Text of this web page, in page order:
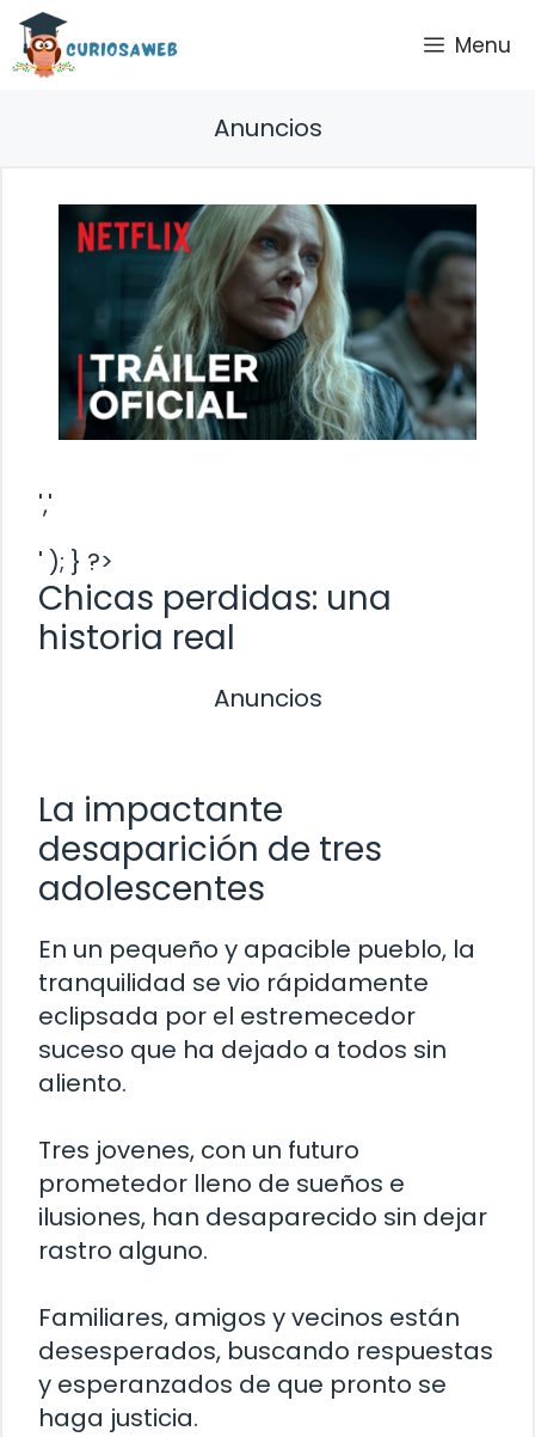
Saltar
contenido
Menu
Anuncios
','
' ); } ?>
Chicas perdidas: una
historia real
Anuncios
La impactante
desaparición de tres
adolescentes
En un pequeño y apacible pueblo, la
tranquilidad se vio rápidamente
eclipsada por el estremecedor
suceso que ha dejado a todos sin
aliento.
Tres jovenes, con un futuro
prometedor lleno de sueños e
ilusiones, han desaparecido sin dejar
rastro alguno.
Familiares, amigos y vecinos están
desesperados, buscando respuestas
y esperanzados de que pronto se
haga justicia.